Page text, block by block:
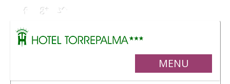
MENU